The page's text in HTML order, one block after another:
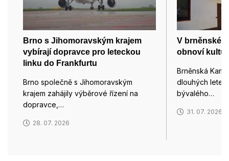
Brno s Jihomoravským krajem
vybírají dopravce pro leteckou
linku do Frankfurtu
Brno společně s Jihomoravským
krajem zahájily výběrové řízení na
dopravce,…
28. 07. 2026
V brněnské
obnoví
Brněnská
dlouhých
bývalého…
31. 07. 2026